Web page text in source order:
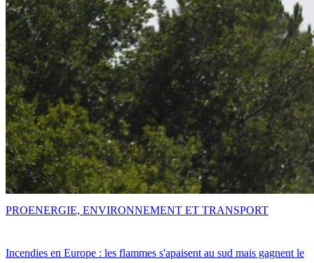
Incendies en Europe : les flammes s'apaisent au sud mais gagnent le
PROENERGIE, ENVIRONNEMENT ET TRANSPORT